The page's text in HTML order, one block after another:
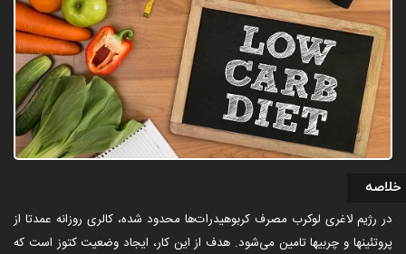
خلاصه
در رژیم لاغری لوکرب مصرف کربوهیدرات‌ها محدود شده، کالری روزانه عمدتا از
پروتئینها و چربیها تامین می‌شود. هدف از این کار، ایجاد وضعیت کتوز است که